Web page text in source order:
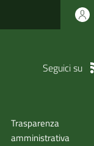
Seguici su
Trasparenza
amministrativa